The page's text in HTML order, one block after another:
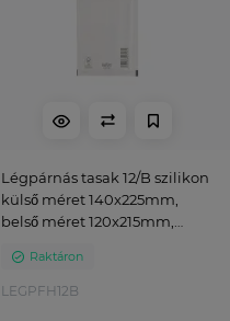
Légpárnás tasak 12/B szilikon
külső méret 140x225mm,
belső méret 120x215mm,
Raktáron
LEGPFH12B